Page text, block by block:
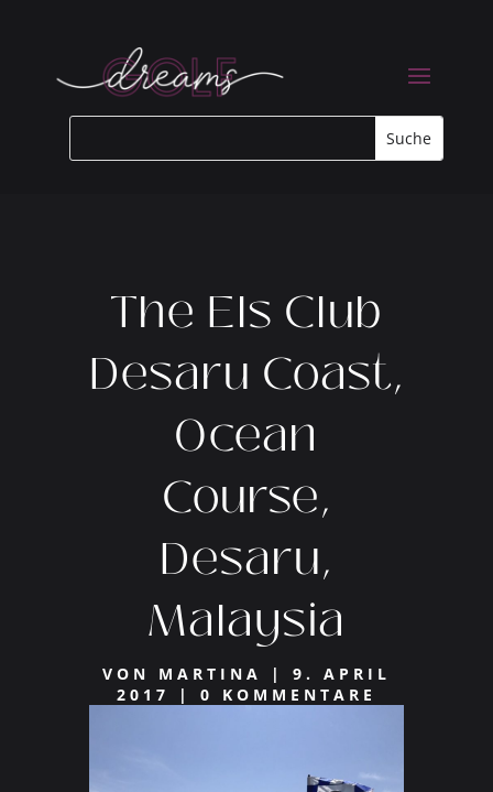
The Els Club
Desaru Coast,
Ocean
Course,
Desaru,
Malaysia
VON MARTINA | 9. APRIL
2017
| 0 KOMMENTARE